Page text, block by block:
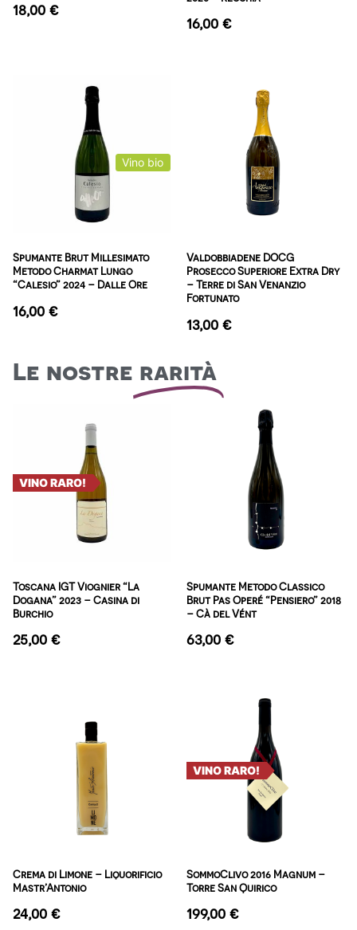
18,00 €
16,00 €
Vino bio
Spumante Brut Millesimato
Metodo Charmat Lungo
“Calesio” 2024 – Dalle Ore
16,00 €
Valdobbiadene DOCG
Prosecco Superiore Extra Dry
– Terre di San Venanzio
Fortunato
13,00 €
Le nostre rarità
VINO RARO!
Toscana IGT Viognier “La
Dogana” 2023 – Casina di
Burchio
25,00 €
Spumante Metodo Classico
Brut Pas Operé “Pensiero” 2018
– Cà del Vént
63,00 €
Crema di Limone – Liquorificio
Mastr’Antonio
24,00 €
VINO RARO!
SommoClivo 2016 Magnum –
Torre San Quirico
199,00 €